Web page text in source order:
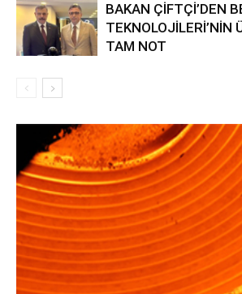
BAKAN ÇİFTÇİ’DEN
TEKNOLOJİLERİ’NİN
TAM NOT